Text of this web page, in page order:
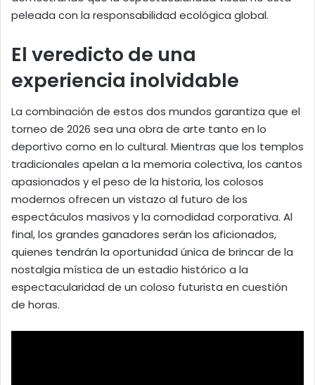
peleada con la responsabilidad ecológica global.
El veredicto de una
experiencia inolvidable
La combinación de estos dos mundos garantiza que el
torneo de 2026 sea una obra de arte tanto en lo
deportivo como en lo cultural. Mientras que los templos
tradicionales apelan a la memoria colectiva, los cantos
apasionados y el peso de la historia, los colosos
modernos ofrecen un vistazo al futuro de los
espectáculos masivos y la comodidad corporativa. Al
final, los grandes ganadores serán los aficionados,
quienes tendrán la oportunidad única de brincar de la
nostalgia mística de un estadio histórico a la
espectacularidad de un coloso futurista en cuestión
de horas.